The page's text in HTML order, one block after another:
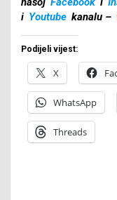
i Youtube kanalu –
Podijeli vijest:
X
WhatsApp
Threads